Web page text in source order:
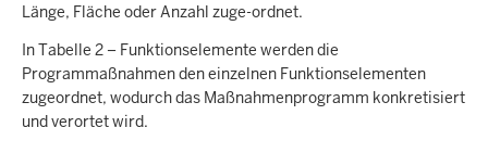
Länge, Fläche oder Anzahl zuge-ordnet.
In Tabelle 2 – Funktionselemente werden die
Programmaßnahmen den einzelnen Funktionselementen
zugeordnet, wodurch das Maßnahmenprogramm konkretisiert
und verortet wird.